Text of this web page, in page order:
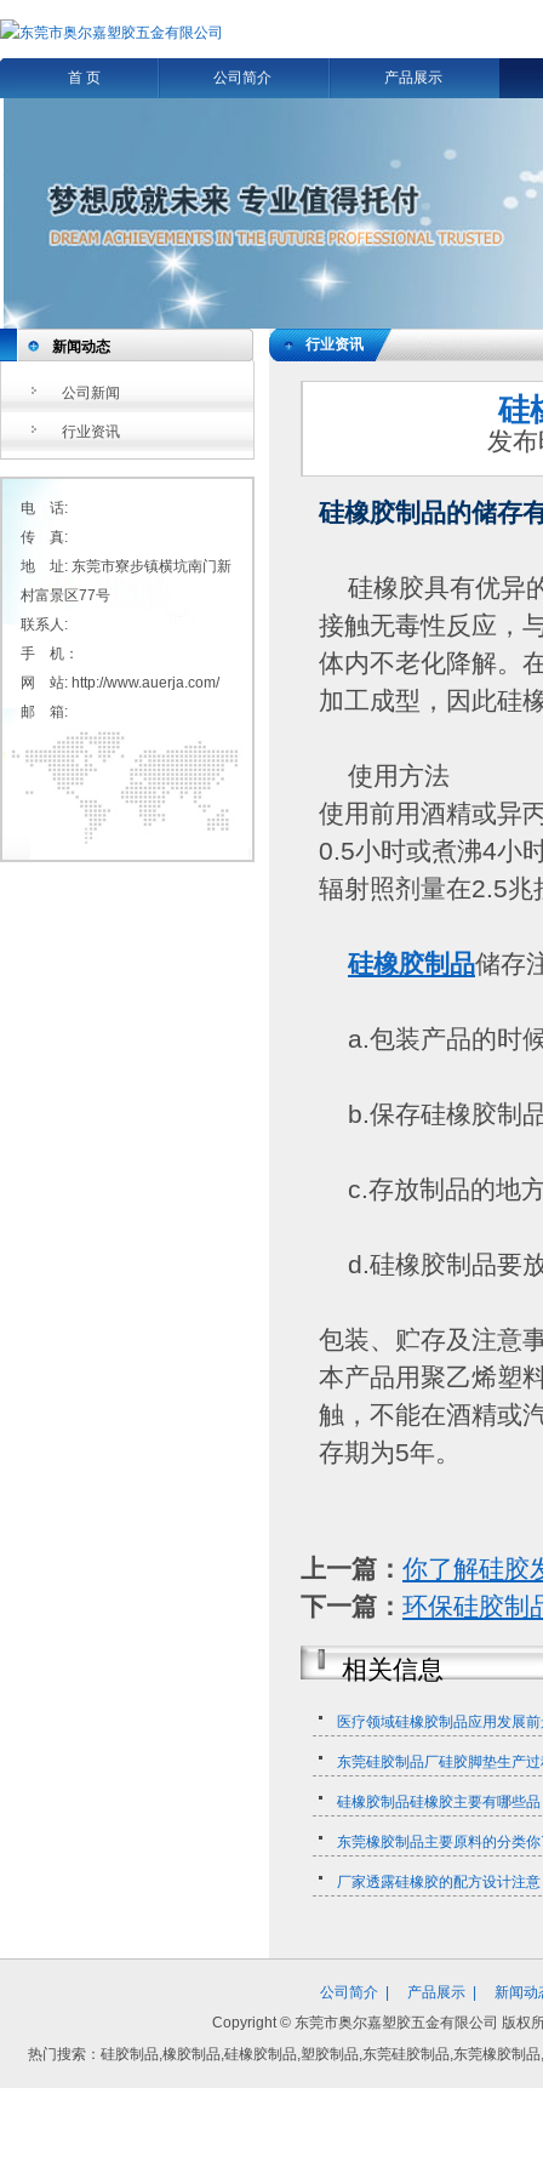
首 页 公司简介 产品展示
新闻动态
公司新闻
行业资讯
电 话:
传 真:
地 址: 东莞市寮步镇横坑南门新
村富景区77号
联系人:
手 机：
网 站: http://www.auerja.com/
邮 箱:
行业资讯
硅
发
硅橡胶制品的储存
硅橡胶具有优异
接触无毒性反应，
体内不老化降解。
加工成型，因此硅
使用方法
使用前用酒精或异
0.5小时或煮沸4小
辐射照剂量在2.5兆
硅橡胶制品储存
a.包装产品的时
b.保存硅橡胶制
c.存放制品的地
d.硅橡胶制品要
包装、贮存及注意
本产品用聚乙烯塑
触，不能在酒精或
存期为5年。
上一篇： 你了解硅胶
下一篇： 环保硅胶制
相关信息
医疗领域硅橡胶制品应用发展
东莞硅胶制品厂硅胶脚垫生产
​硅橡胶制品硅橡胶主要有哪些品
东莞橡胶制品主要原料的分类
厂家透露硅橡胶的配方设计注意
公司简介 产品展示
新闻动
Copyright © 东莞市奥尔嘉塑胶五金有限公司 版
热门搜索：硅胶制品,橡胶制品,硅橡胶制品,塑胶制品,东莞硅胶制品,东莞橡胶制